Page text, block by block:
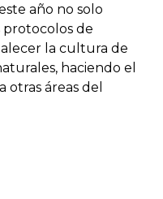
año no solo
de
la cultura de
haciendo el
áreas del